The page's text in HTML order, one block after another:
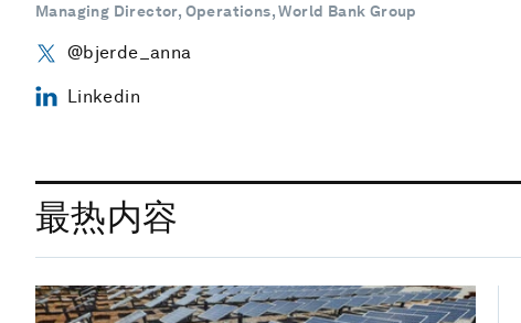
Managing Director, Operations, World Bank Group
@bjerde_anna
Linkedin
最热内容